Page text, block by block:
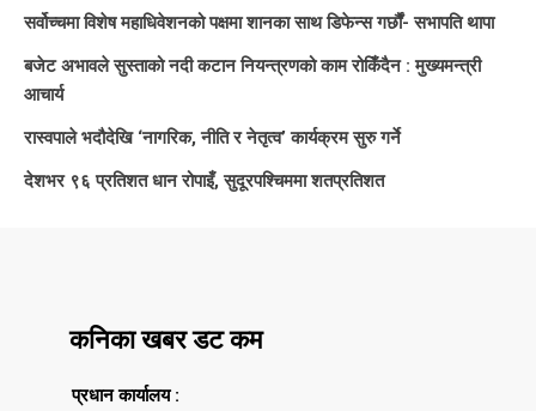
सर्वोच्चमा विशेष महाधिवेशनको पक्षमा शानका साथ डिफेन्स गर्छौं- सभापति थापा
बजेट अभावले सुस्ताको नदी कटान नियन्त्रणको काम रोकिँदैन : मुख्यमन्त्री
आचार्य
रास्वपाले भदौदेखि ‘नागरिक, नीति र नेतृत्व’ कार्यक्रम सुरु गर्ने
देशभर ९६ प्रतिशत धान रोपाइँ, सुदूरपश्चिममा शतप्रतिशत
कनिका खबर डट कम
प्रधान कार्यालय :